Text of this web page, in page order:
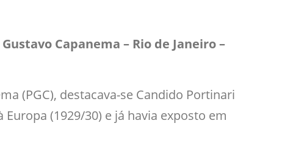
Capanema – Rio de Janeiro –
(PGC), destacava-se Candido Portinari
(1929/30) e já havia exposto em